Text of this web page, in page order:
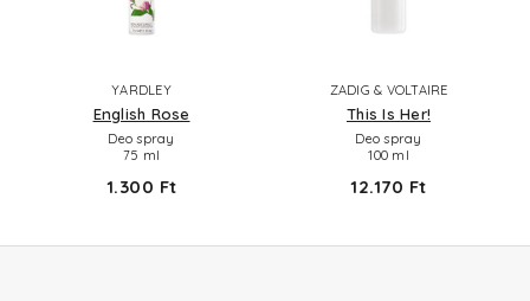
YARDLEY
English Rose
Deo spray
75 ml
1.300 Ft
ZADIG & VOLTAIRE
This Is Her!
Deo spray
100 ml
12.170 Ft